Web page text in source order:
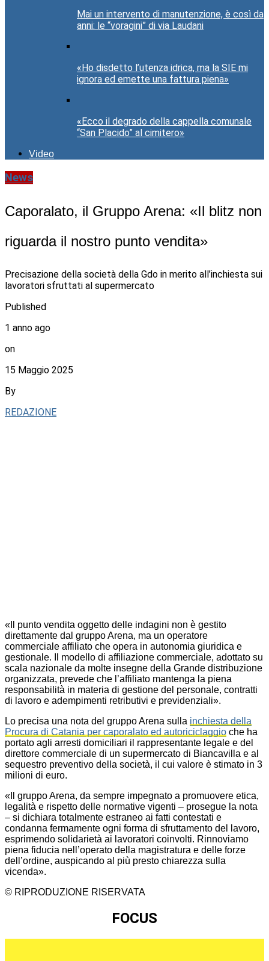
Mai un intervento di manutenzione, è così da
anni: le “voragini” di via Laudani
«Ho disdetto l’utenza idrica, ma la SIE mi
ignora ed emette una fattura piena»
«Ecco il degrado della cappella comunale
“San Placido” al cimitero»
Video
News
Caporalato, il Gruppo Arena: «Il blitz non
riguarda il nostro punto vendita»
Precisazione della società della Gdo in merito all’inchiesta sui
lavoratori sfruttati al supermercato
Published
1 anno ago
on
15 Maggio 2025
By
REDAZIONE
«Il punto vendita oggetto delle indagini non è gestito
direttamente dal gruppo Arena, ma un operatore
commerciale affiliato che opera in autonomia giuridica e
gestionale. Il modello di affiliazione commerciale, adottato su
scala nazionale da molte insegne della Grande distribuzione
organizzata, prevede che l’affiliato mantenga la piena
responsabilità in materia di gestione del personale, contratti
di lavoro e adempimenti retributivi e previdenziali».
Lo precisa una nota del gruppo Arena sulla inchiesta della
Procura di Catania per caporalato ed autoriciclaggio che ha
portato agli arresti domiciliari il rappresentante legale e del
direttore commerciale di un supermercato di Biancavilla e al
sequestro preventivo della società, il cui valore è stimato in 3
milioni di euro.
«Il gruppo Arena, da sempre impegnato a promuovere etica,
legalità e rispetto delle normative vigenti – prosegue la nota
– si dichiara totalmente estraneo ai fatti contestati e
condanna fermamente ogni forma di sfruttamento del lavoro,
esprimendo solidarietà ai lavoratori coinvolti. Rinnoviamo
piena fiducia nell’operato della magistratura e delle forze
dell’ordine, auspicando al più presto chiarezza sulla
vicenda».
© RIPRODUZIONE RISERVATA
FOCUS